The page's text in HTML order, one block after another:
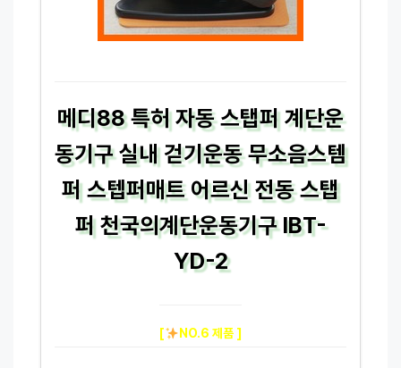
메디88 특허 자동 스탭퍼 계단운
동기구 실내 걷기운동 무소음스템
퍼 스텝퍼매트 어르신 전동 스탭
퍼 천국의계단운동기구 IBT-
YD-2
[ NO.6 제품 ]